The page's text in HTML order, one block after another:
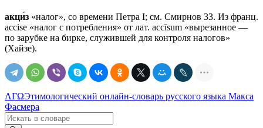
акци́з «налог», со времени Петра I; см. Смирнов 33. Из франц.
accise «налог с потребления» от лат. accīsum «вырезанное —
по зарубке на бирке, служившей для контроля налогов»
(Хайзе).
ΛΓΩЭтимологический онлайн-словарь русского языка Макса
Фасмера